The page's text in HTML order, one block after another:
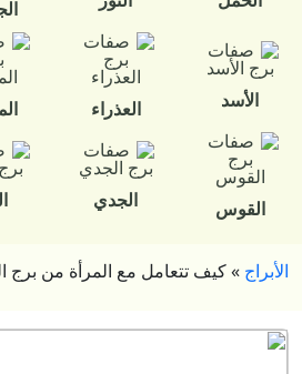
الأسد العذراء
القوس الجدي
الأبراج »كيف تتعامل مع المرأة من